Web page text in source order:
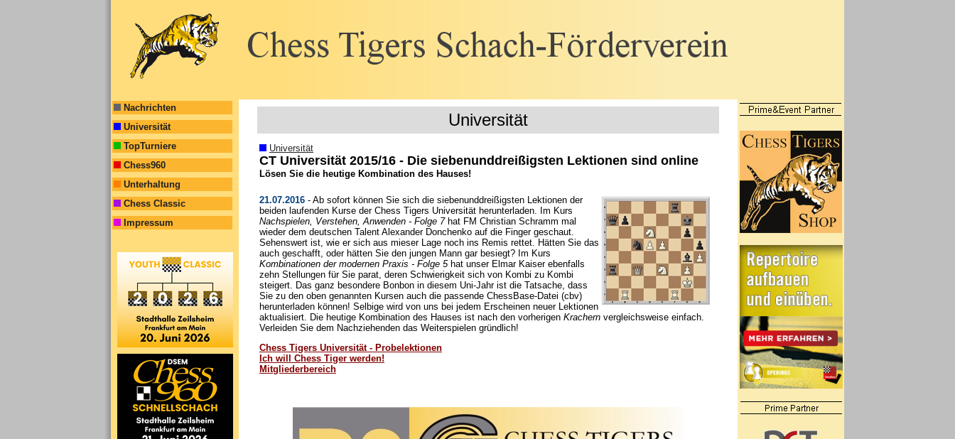
Nachrichten
Universität
TopTurniere
Chess960
Unterhaltung
Chess Classic
Impressum
Universität
Universität
CT Universität 2015/16 - Die siebenunddreißigsten Lektionen sind online
Lösen Sie die heutige Kombination des Hauses!
21.07.2016 - Ab sofort können Sie sich die siebenunddreißigsten Lektionen der
beiden laufenden Kurse der Chess Tigers Universität herunterladen. Im Kurs
Nachspielen, Verstehen, Anwenden - Folge 7hat FM Christian Schramm mal
wieder dem deutschen Talent Alexander Donchenko auf die Finger geschaut.
Sehenswert ist, wie er sich aus mieser Lage noch ins Remis rettet. Hätten Sie das
auch geschafft, oder hätten Sie den jungen Mann gar besiegt? Im Kurs
Kombinationen der modernen Praxis - Folge 5hat unser Elmar Kaiser ebenfalls
zehn Stellungen für Sie parat, deren Schwierigkeit sich von Kombi zu Kombi
steigert. Das ganz besondere Bonbon in diesem Uni-Jahr ist die Tatsache, dass
Sie zu den oben genannten Kursen auch die passende ChessBase-Datei (cbv)
herunterladen können! Selbige wird von uns bei jedem Erscheinen neuer Lektionen
aktualisiert. Die heutige Kombination des Hauses ist nach den vorherigen Krachern vergleichsweise einfach.
Verleiden Sie dem Nachziehenden das Weiterspielen gründlich!
Chess Tigers Universität - Probelektionen
Ich will Chess Tiger werden!
Mitgliederbereich